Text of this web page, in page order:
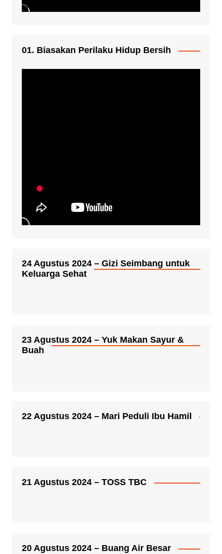
01. Biasakan Perilaku Hidup Bersih
24 Agustus 2024 – Gizi Seimbang untuk
Keluarga Sehat
23 Agustus 2024 – Yuk Makan Sayur &
Buah
22 Agustus 2024 – Mari Peduli Ibu Hamil
21 Agustus 2024 – TOSS TBC
20 Agustus 2024 – Buang Air Besar